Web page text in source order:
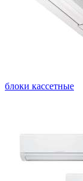
блоки кассетные